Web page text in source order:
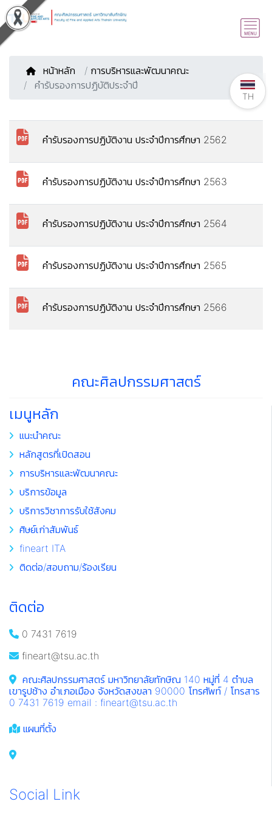
หน้าหลัก / การบริหารและพัฒนาคณะ
คำรับรองการปฏิบัติประจำปี
คำรับรองการปฏิบัติงาน ประจำปีการศึกษา 2562
คำรับรองการปฏิบัติงาน ประจำปีการศึกษา 2563
คำรับรองการปฏิบัติงาน ประจำปีการศึกษา 2564
คำรับรองการปฏิบัติงาน ประจำปีการศึกษา 2565
คำรับรองการปฏิบัติงาน ประจำปีการศึกษา 2566
คณะศิลปกรรมศาสตร์
เมนูหลัก
แนะนำคณะ
หลักสูตรที่เปิดสอน
การบริหารและพัฒนาคณะ
บริการข้อมูล
บริการวิชาการรับใช้สังคม
ศิษย์เก่าสัมพันธ์
fineart ITA
ติดต่อ/สอบถาม/ร้องเรียน
ติดต่อ
0 7431 7619
fineart@tsu.ac.th
คณะศิลปกรรมศาสตร์ มหาวิทยาลัยทักษิณ 140 หมู่ที่ 4 ตำบล
เขารูปช้าง อำเภอเมือง จังหวัดสงขลา 90000 โทรศัพท์ / โทรสาร
0 7431 7619 email : fineart@tsu.ac.th
แผนที่ตั้ง
Social Link
TH